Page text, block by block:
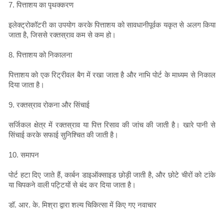
7. पित्ताशय का पृथक्करण
इलेक्ट्रोकॉटरी का उपयोग करके पित्ताशय को सावधानीपूर्वक यकृत से अलग किया
जाता है, जिससे रक्तस्राव कम से कम हो।
8. पित्ताशय को निकालना
पित्ताशय को एक रिट्रीवल बैग में रखा जाता है और नाभि पोर्ट के माध्यम से निकाल
दिया जाता है।
9. रक्तस्राव रोकना और सिंचाई
सर्जिकल क्षेत्र में रक्तस्राव या पित्त रिसाव की जांच की जाती है। खारे पानी से
सिंचाई करके सफाई सुनिश्चित की जाती है।
10. समापन
पोर्ट हटा दिए जाते हैं, कार्बन डाइऑक्साइड छोड़ी जाती है, और छोटे चीरों को टांके
या चिपकने वाली पट्टियों से बंद कर दिया जाता है।
डॉ. आर. के. मिश्रा द्वारा शल्य चिकित्सा में किए गए नवाचार